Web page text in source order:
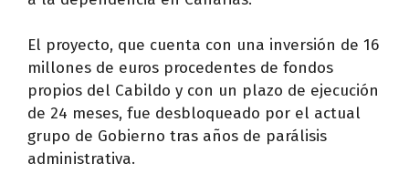
El proyecto, que cuenta con una inversión de 16
millones de euros procedentes de fondos
propios del Cabildo y con un plazo de ejecución
de 24 meses, fue desbloqueado por el actual
grupo de Gobierno tras años de parálisis
administrativa.